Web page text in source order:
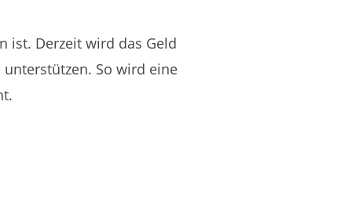
ist. Derzeit wird das Geld
So wird eine